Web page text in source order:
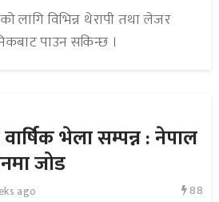
लागि विभिन्न थेरापी तथा लेजर
पाउन सकिन्छ ।
भेला सम्पन्न : नेपाल
जोड
ago 88